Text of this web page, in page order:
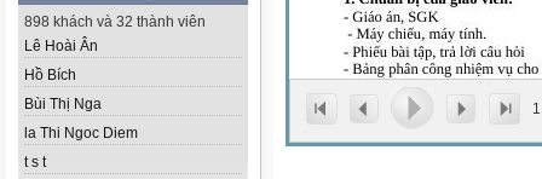
898 khách và 32 thành viên
Lê Hoài Ân
Hồ Bích
Bùi Thị Nga
la Thi Ngoc Diem
t s t
1